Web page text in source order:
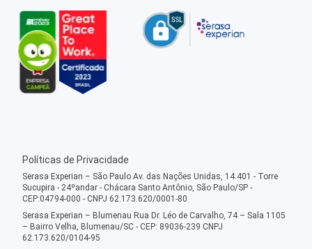
Políticas de Privacidade
Serasa Experian – São Paulo Av. das Nações Unidas, 14.401 - Torre
Sucupira - 24ºandar - Chácara Santo Antônio, São Paulo/SP -
CEP:04794-000 - CNPJ 62.173.620/0001-80
Serasa Experian – Blumenau Rua Dr. Léo de Carvalho, 74 – Sala 1105
– Bairro Velha, Blumenau/SC - CEP: 89036-239 CNPJ
62.173.620/0104-95